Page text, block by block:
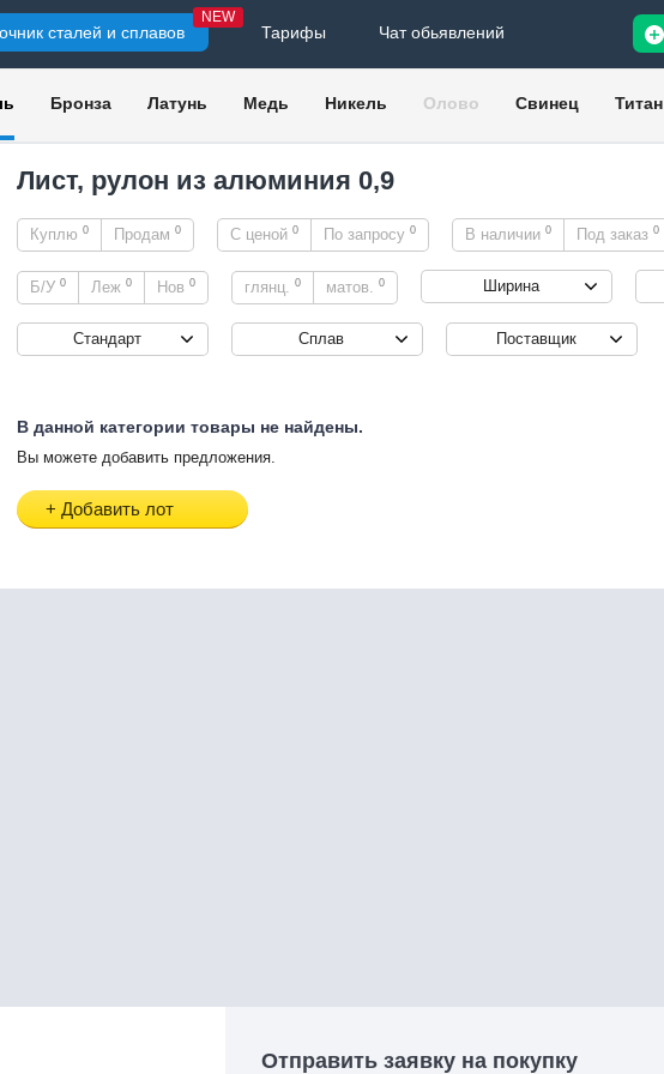
сталей и сплавов
NEW
Тарифы Чат обьявлений
Бронза Латунь Медь Никель Олово Свинец Титан
Лист, рулон из алюминия 0,9
Куплю 0 Продам 0 С ценой 0 По запросу 0 В наличии 0 Под заказ 0
Б/У 0 Леж 0 Нов 0 глянц. 0 матов. 0 Ширина
Стандарт Сплав Поставщик
В данной категории товары не найдены.
Вы можете добавить предложения.
+ Добавить лот
Отправить заявку на покупку